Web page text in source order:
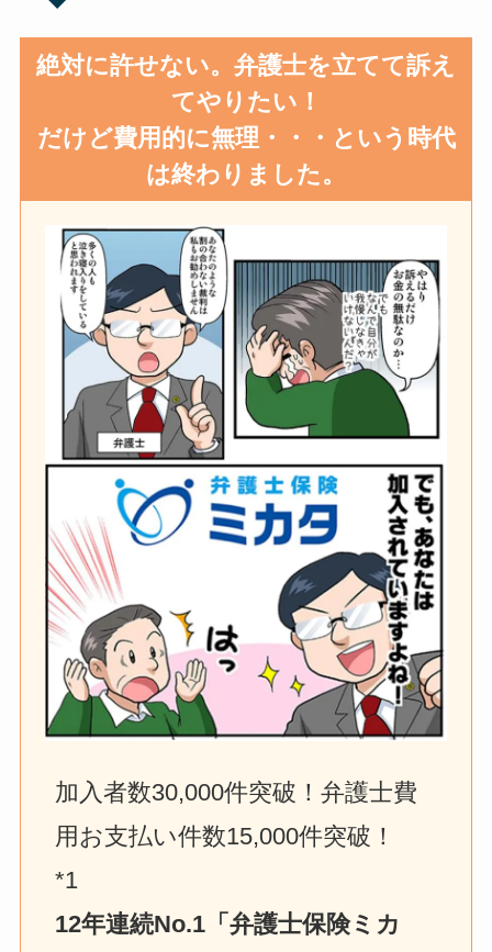
絶対に許せない。弁護士を立てて訴え
てやりたい！
だけど費用的に無理・・・という時代
は終わりました。
加入者数30,000件突破！弁護士費
用お支払い件数15,000件突破！
*1
12年連続No.1「弁護士保険ミカ